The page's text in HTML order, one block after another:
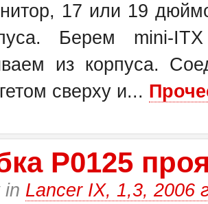
17 или 19
Берем mini-
из корпуса.
сверху и...
Р0125
in Lancer IX, 1,3, 2006